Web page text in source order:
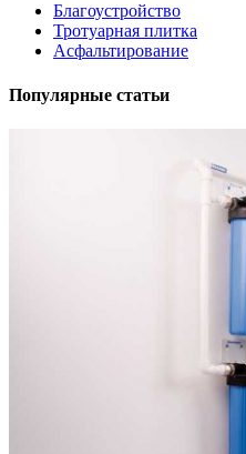
Благоустройство
Тротуарная плитка
Асфальтирование
Популярные статьи